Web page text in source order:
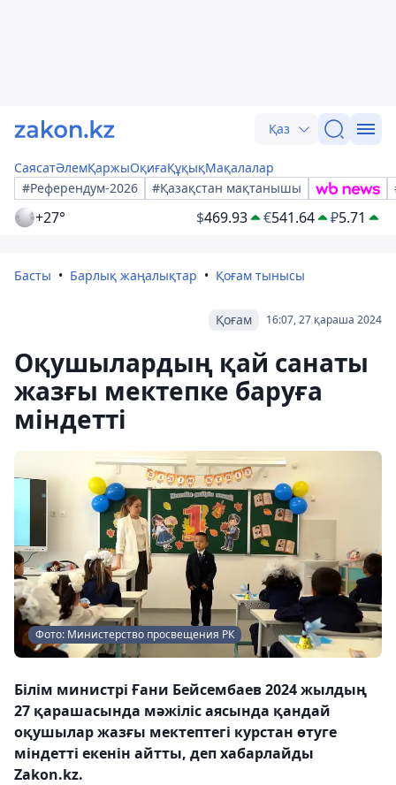
Қаз
СаясатӘлемҚаржыОқиғаҚұқықМақалалар
#Референдум-2026
#Қазақстан мақтанышы
+27° $469.93 €541.64 ₽5.71
Басты Барлық жаңалықтар Қоғам тынысы
16:07, 27 қараша 2024
Қоғам
Оқушылардың қай санаты
жазғы мектепке баруға
міндетті
Фото: Министерство просвещения РК
Білім министрі Ғани Бейсембаев 2024 жылдың
27 қарашасында мәжіліс аясында қандай
оқушылар жазғы мектептегі курстан өтуге
міндетті екенін айтты, деп хабарлайды
Zakon.kz.